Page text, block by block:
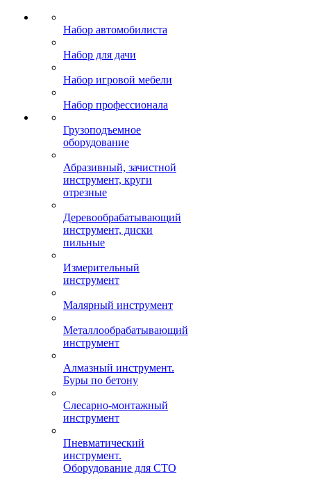
Набор автомобилиста
Набор для дачи
Набор игровой мебели
Набор профессионала
Грузоподъемное
оборудование
Абразивный, зачистной
инструмент, круги
отрезные
Деревообрабатывающий
инструмент, диски
пильные
Измерительный
инструмент
Малярный инструмент
Металлообрабатывающий
инструмент
Алмазный инструмент.
Буры по бетону
Слесарно-монтажный
инструмент
Пневматический
инструмент.
Оборудование для СТО